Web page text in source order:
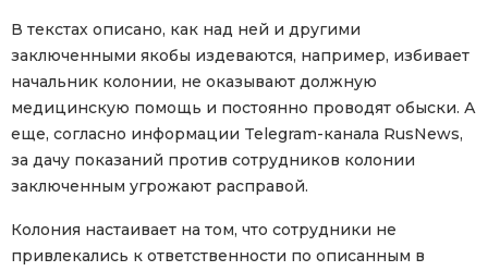
В текстах описано, как над ней и другими
заключенными якобы издеваются, например, избивает
начальник колонии, не оказывают должную
медицинскую помощь и постоянно проводят обыски. А
еще, согласно информации Telegram-канала RusNews,
за дачу показаний против сотрудников колонии
заключенным угрожают расправой.
Колония настаивает на том, что сотрудники не
привлекались к ответственности по описанным в